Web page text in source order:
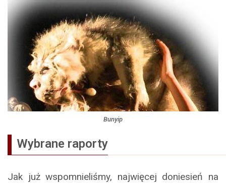
Bunyip
Wybrane raporty
Jak już wspomnieliśmy, najwięcej doniesień na